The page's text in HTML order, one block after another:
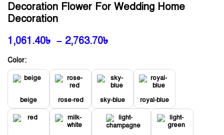
Decoration Flower For Wedding Home
Decoration
1,061.40৳ – 2,763.70৳
Color:
beige rose-red sky-blue royal-blue